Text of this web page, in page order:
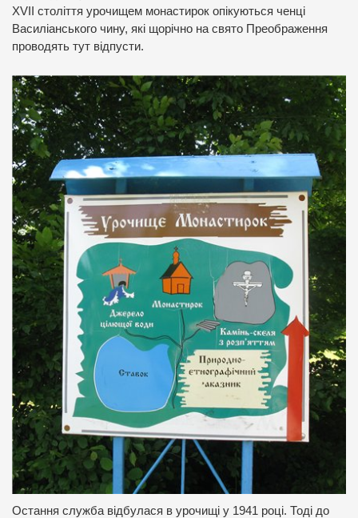
XVII століття урочищем монастирок опікуються ченці
Василіанського чину, які щорічно на свято Преображення
проводять тут відпусти.
Остання служба відбулася в урочищі у 1941 році. Тоді до